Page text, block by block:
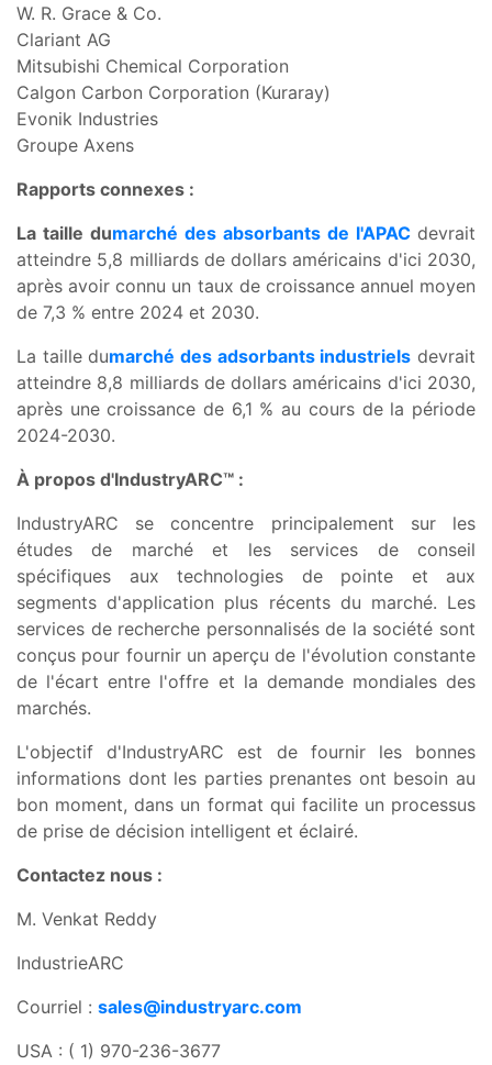
W. R. Grace & Co.
Clariant AG
Mitsubishi Chemical Corporation
Calgon Carbon Corporation (Kuraray)
Evonik Industries
Groupe Axens
Rapports connexes :
La taille dumarché des absorbants de l'APAC devrait
atteindre 5,8 milliards de dollars américains d'ici 2030,
après avoir connu un taux de croissance annuel moyen
de 7,3 % entre 2024 et 2030.
La taille dumarché des adsorbants industriels devrait
atteindre 8,8 milliards de dollars américains d'ici 2030,
après une croissance de 6,1 % au cours de la période
2024-2030.
À propos d'IndustryARC™ :
IndustryARC se concentre principalement sur les
études de marché et les services de conseil
spécifiques aux technologies de pointe et aux
segments d'application plus récents du marché. Les
services de recherche personnalisés de la société sont
conçus pour fournir un aperçu de l'évolution constante
de l'écart entre l'offre et la demande mondiales des
marchés.
L'objectif d'IndustryARC est de fournir les bonnes
informations dont les parties prenantes ont besoin au
bon moment, dans un format qui facilite un processus
de prise de décision intelligent et éclairé.
Contactez nous :
M. Venkat Reddy
IndustrieARC
Courriel : sales@industryarc.com
USA : ( 1) 970-236-3677